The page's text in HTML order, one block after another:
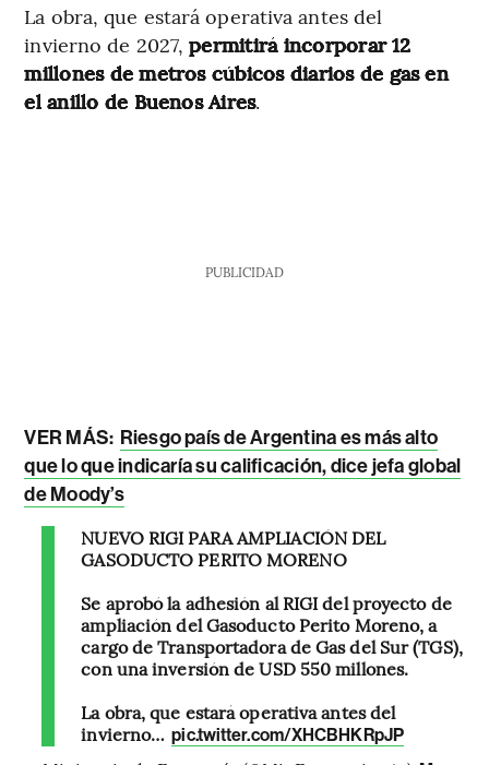
La obra, que estará operativa antes del
invierno de 2027,permitirá incorporar 12
millones de metros cúbicos diarios de gas en
el anillo de Buenos Aires.
PUBLICIDAD
VER MÁS: Riesgo país de Argentina es más alto
que lo que indicaría su calificación, dice jefa global
de Moody’s
NUEVO RIGI PARA AMPLIACIÓN DEL
GASODUCTO PERITO MORENO
Se aprobó la adhesión al RIGI del proyecto de
ampliación del Gasoducto Perito Moreno, a
cargo de Transportadora de Gas del Sur (TGS),
con una inversión de USD 550 millones.
La obra, que estará operativa antes del
invierno… pic.twitter.com/XHCBHKRpJP